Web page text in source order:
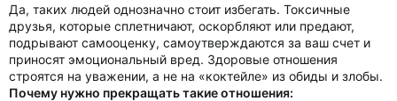
Да, таких людей однозначно стоит избегать. Токсичные
друзья, которые сплетничают, оскорбляют или предают,
подрывают самооценку, самоутверждаются за ваш счет и
приносят эмоциональный вред. Здоровые отношения
строятся на уважении, а не на «коктейле» из обиды и злобы.
Почему нужно прекращать такие отношения: